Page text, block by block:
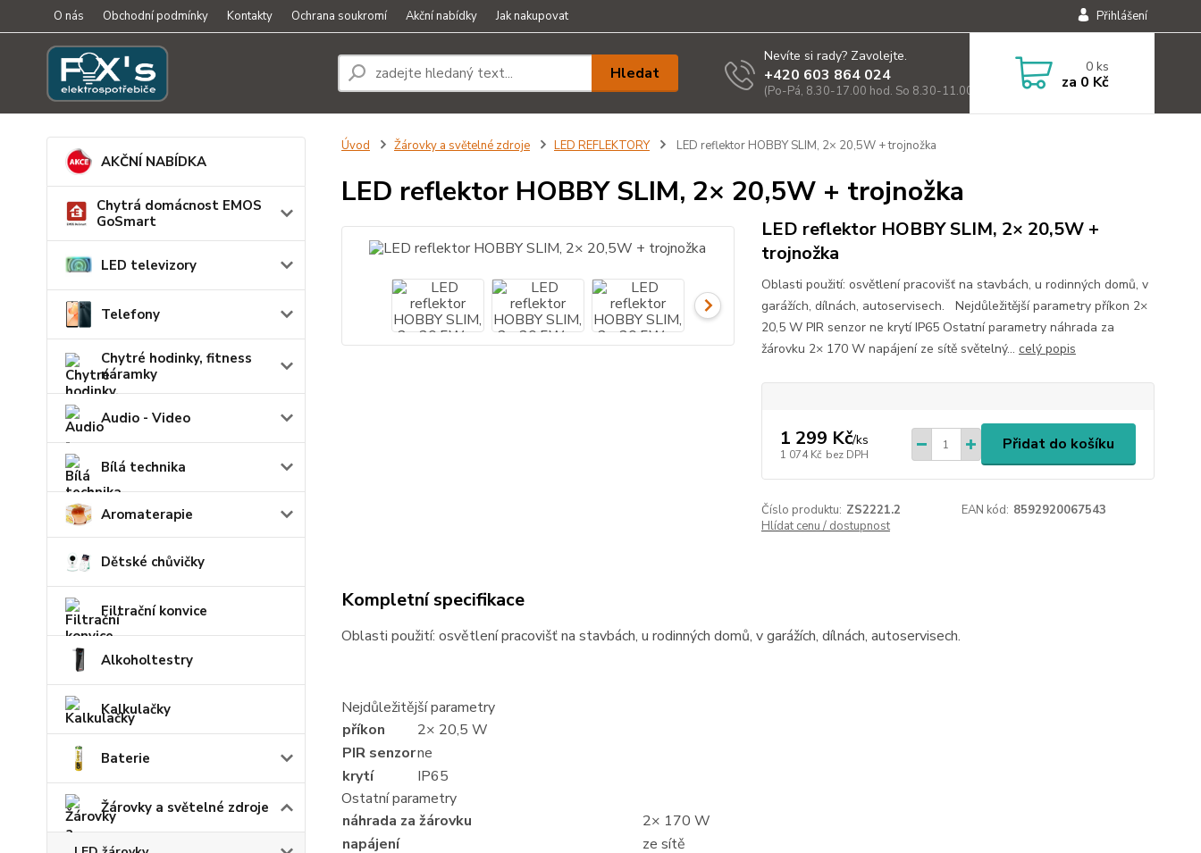
O nás Obchodní podmínky Kontakty Ochrana soukromí Akční nabídky Jak nakupovat Přihlášení
Hledat
Nevíte si rady? Zavolejte.
+420 603 864 024
(Po-Pá, 8.30-17.00 hod. So 8.30-11.00)
0ks
za 0 Kč
AKČNÍ NABÍDKA
Chytrá domácnost EMOS
GoSmart
LED televizory
Telefony
Chytré hodinky, fitness
náramky
Audio - Video
Bílá technika
Aromaterapie
Dětské chůvičky
Filtrační konvice
Alkoholtestry
Kalkulačky
Baterie
Žárovky a světelné zdroje
Úvod Žárovky a světelné zdroje LED REFLEKTORY LED reflektor HOBBY SLIM, 2× 20,5W + trojnožka
LED reflektor HOBBY SLIM, 2× 20,5W + trojnožka
LED reflektor HOBBY SLIM, 2× 20,5W +
trojnožka
Oblasti použití: osvětlení pracovišť na stavbách, u rodinných domů, v
garážích, dílnách, autoservisech. Nejdůležitější parametry příkon 2×
20,5 W PIR senzor ne krytí IP65 Ostatní parametry náhrada za
žárovku 2× 170 W napájení ze sítě světelný... celý popis
1 299 Kč/ks
1 074 Kč bez DPH
Přidat do košíku
Číslo produktu: ZS2221.2 EAN kód: 8592920067543
Hlídat cenu / dostupnost
Kompletní specifikace
Oblasti použití: osvětlení pracovišť na stavbách, u rodinných domů, v garážích, dílnách, autoservisech.
Nejdůležitější parametry
příkon
2× 20,5 W
PIR senzorne
krytí
IP65
Ostatní parametry
náhrada za žárovku
2× 170 W
napájení
ze sítě